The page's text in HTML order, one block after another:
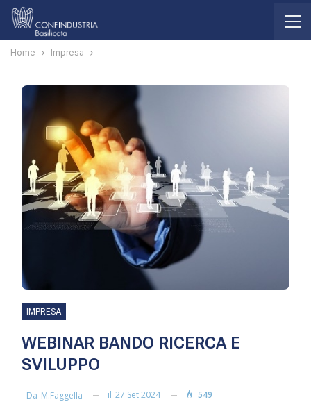
Home Impresa
IMPRESA
WEBINAR BANDO RICERCA E
SVILUPPO
Da M.faggella il 27 Set 2024 549